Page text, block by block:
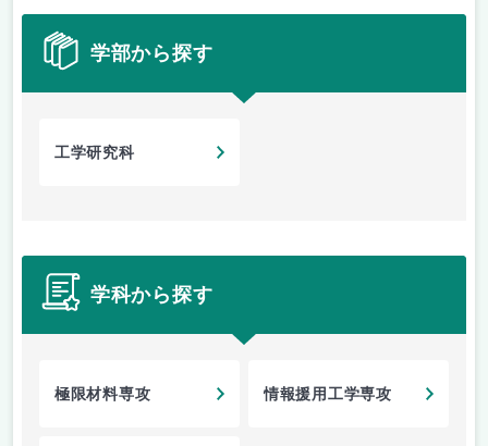
学部から探す
工学研究科
学科から探す
極限材料専攻 情報援用工学専攻